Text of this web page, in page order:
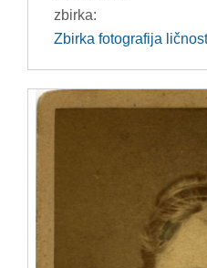
zbirka:
Zbirka fotografija